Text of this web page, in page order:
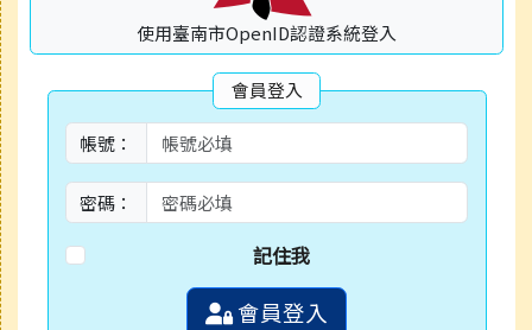
使用臺南市OpenID認證系統登入
會員登入
帳號：
密碼：
記住我
會員登入